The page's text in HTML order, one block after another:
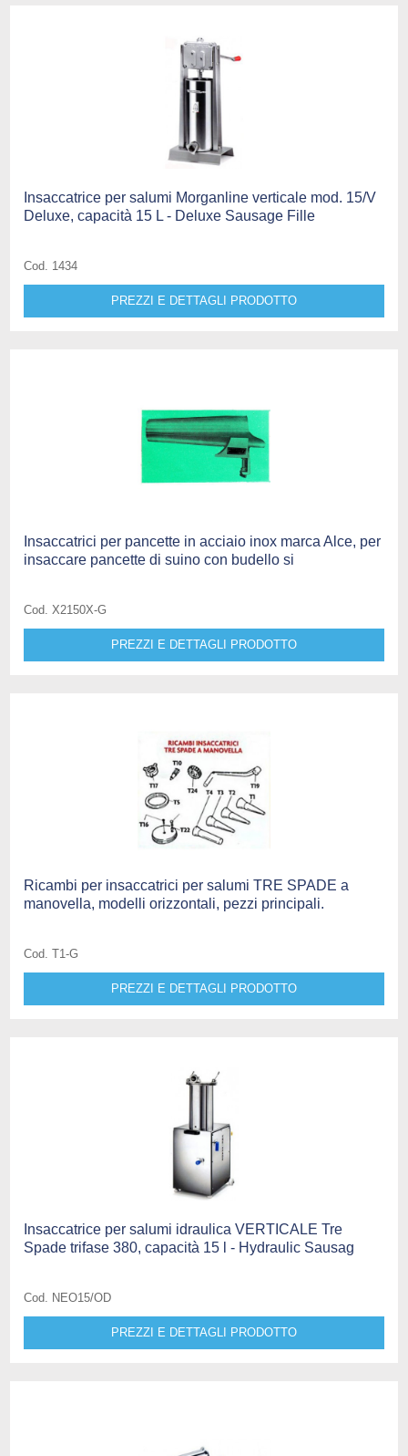
Insaccatrice per salumi Morganline verticale mod. 15/V
Deluxe, capacità 15 L - Deluxe Sausage Fille
Cod. 1434
PREZZI E DETTAGLI PRODOTTO
Insaccatrici per pancette in acciaio inox marca Alce, per
insaccare pancette di suino con budello si
Cod. X2150X-G
PREZZI E DETTAGLI PRODOTTO
Ricambi per insaccatrici per salumi TRE SPADE a
manovella, modelli orizzontali, pezzi principali.
Cod. T1-G
PREZZI E DETTAGLI PRODOTTO
Insaccatrice per salumi idraulica VERTICALE Tre
Spade trifase 380, capacità 15 l - Hydraulic Sausag
Cod. NEO15/OD
PREZZI E DETTAGLI PRODOTTO